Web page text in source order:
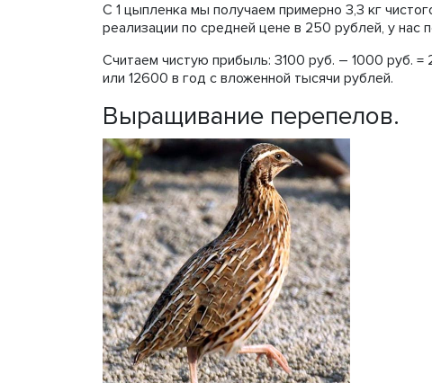
С 1 цыпленка мы получаем примерно 3,3 кг
реализации по средней цене в 250 рублей, у нас
Считаем чистую прибыль: 3100 руб. – 1000 руб. =
или 12600 в год с вложенной тысячи рублей.
Выращивание перепелов.